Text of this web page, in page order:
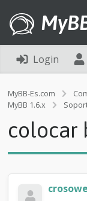
Login
MyBB-Es.com
MyBB 1.6.x
colocar